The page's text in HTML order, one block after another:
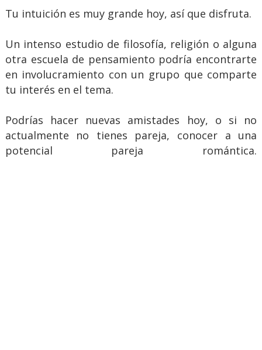
Tu intuición es muy grande hoy, así que disfruta.
Un intenso estudio de filosofía, religión o alguna
otra escuela de pensamiento podría encontrarte
en involucramiento con un grupo que comparte
tu interés en el tema.
Podrías hacer nuevas amistades hoy, o si no
actualmente no tienes pareja, conocer a una
potencial pareja romántica.